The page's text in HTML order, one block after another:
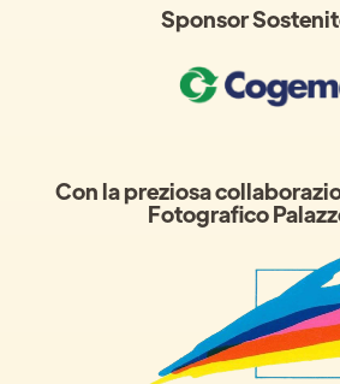
Sponsor
Con la preziosa
Fotografico